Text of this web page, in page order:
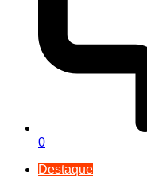
0
Destaque